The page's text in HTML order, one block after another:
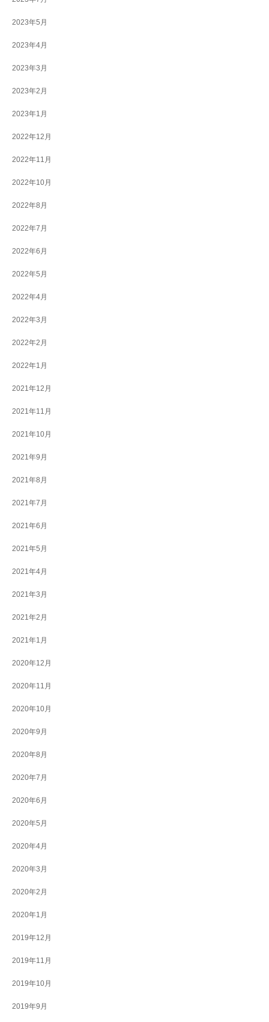
2023年5月
2023年4月
2023年3月
2023年2月
2023年1月
2022年12月
2022年11月
2022年10月
2022年8月
2022年7月
2022年6月
2022年5月
2022年4月
2022年3月
2022年2月
2022年1月
2021年12月
2021年11月
2021年10月
2021年9月
2021年8月
2021年7月
2021年6月
2021年5月
2021年4月
2021年3月
2021年2月
2021年1月
2020年12月
2020年11月
2020年10月
2020年9月
2020年8月
2020年7月
2020年6月
2020年5月
2020年4月
2020年3月
2020年2月
2020年1月
2019年12月
2019年11月
2019年10月
2019年9月